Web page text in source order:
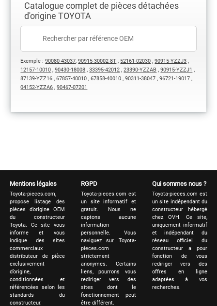
Catalogue complet de pièces détachées
d'origine TOYOTA
Exemple :90080-43037,90915-30002-8T , 52161-02030 ,90915-YZZJ3 ,
12157-10010 ,90430-18008 ,33395-42012 ,23390-YZZAB ,90915-YZZJ1 ,
87139-YZZ16 ,67857-40010 ,67858-40010 ,90311-38047 ,96721-19017 ,
04152-YZZA6 ,90467-07201
Mentions légales
Toyota-pieces.com,
propose listage des
pièces d’origine OEM
du constructeur
Toyota. Ce site vous
informe et vous
indique des sites
commerciaux
distributeur de pièce
exclusivement
d’origine,
conditionnées et
référencées selon les
standards du
constructeur.
RGPD
Toyota-pieces.com est
un site informatif et
gratuit. Nous ne
captons aucune
information
personnelle. Vous
naviguez sur Toyota-
pieces.com
strictement
anonymes. Certains
liens, pourrons vous
rediriger vers des
sites dont le
fonctionnement peut
être différent.
Qui sommes nous ?
Toyota-pieces.com est
un site indépendant du
constructeur hébergé
chez OVH. Ce site,
uniquement informatif
et indépendant du
réseau officiel du
constructeur a pour
fonction de vous
rediriger vers des
offres en ligne
adaptées à vos
recherches.